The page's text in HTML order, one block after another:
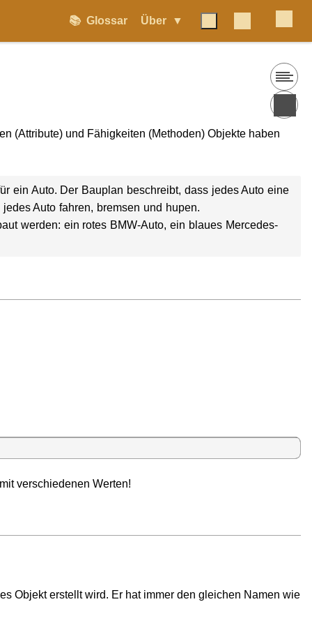
📚 Glossar Über
(Attribute) und Fähigkeiten (Methoden) Objekte haben
ein Auto. Der Bauplan beschreibt, dass jedes Auto eine
Auto fahren, bremsen und hupen.
werden: ein rotes BMW-Auto, ein blaues Mercedes-
verschiedenen Werten!
Objekt erstellt wird. Er hat immer den gleichen Namen wie